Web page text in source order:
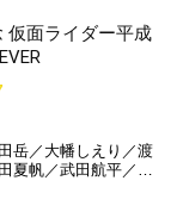
仮面ライダー平成
岳／大幡しえり／渡
夏帆／武田航平／水
勝久／石丸謙二郎／